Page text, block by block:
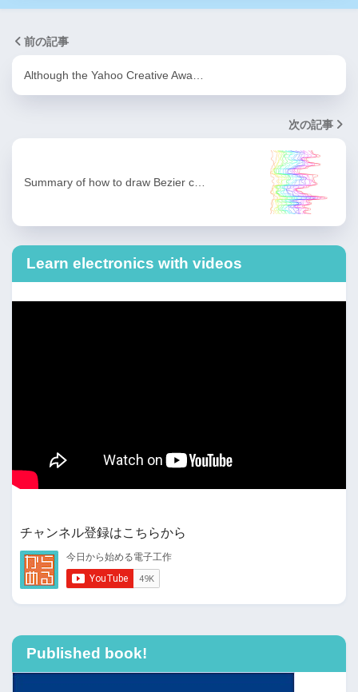
前の記事
Although the Yahoo Creative Awa…
次の記事
Summary of how to draw Bezier c…
Learn electronics with videos
チャンネル登録はこちらから
Published book!